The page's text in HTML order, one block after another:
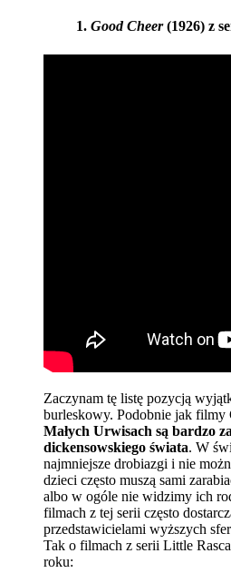
1. Good Cheer(1926) z
Zaczynam tę listę pozycją
burleskowy. Podobnie jak filmy
Małych Urwisach są bardzo
dickensowskiego świata. W
najmniejsze drobiazgi i nie
dzieci często muszą sami
albo w ogóle nie widzimy ich
filmach z tej serii często
przedstawicielami wyższych sfer
Tak o filmach z serii Little
roku: